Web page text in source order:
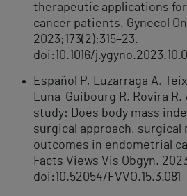
therapeutic applications
cancer patients. Gynecol
2023;173(2):315–23.
doi:10.1016/
Español P, Luzarraga A,
Luna-Guibourg R, Rovira
study: Does body mass
surgical approach, surgical
outcomes in endometrial
Facts Views Vis Obgyn.
doi:10.52054/FVVO.15.3.081